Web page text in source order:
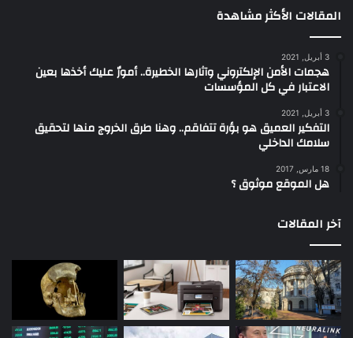
المقالات الأكثر مشاهدة
3 أبريل, 2021
هجمات الأمن الإلكتروني وآثارها الخطيرة.. أمورٌ عليك أخذها بعين
الاعتبار في كل المؤسسات
3 أبريل, 2021
التفكير العميق هو بؤرة تتفاقم.. وهنا طرق الخروج منها لتحقيق
سلامك الداخلي
18 مارس, 2017
هل الموقع موثوق ؟
آخر المقالات